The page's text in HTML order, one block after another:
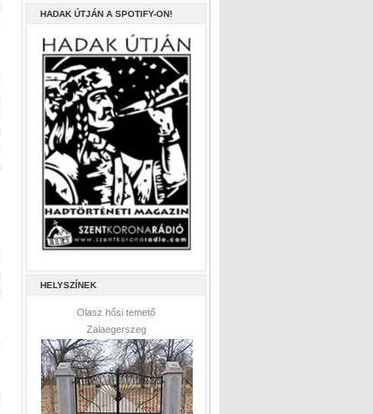
HADAK ÚTJÁN A SPOTIFY-ON!
HELYSZÍNEK
Olasz hősi temető
Zalaegerszeg